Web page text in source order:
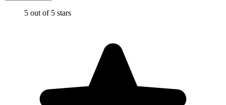
5 out of 5 stars